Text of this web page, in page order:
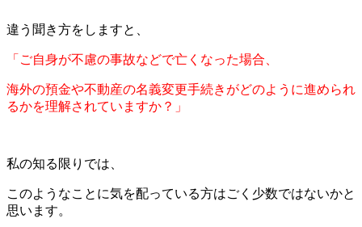
違う聞き方をしますと、
「ご自身が不慮の事故などで亡くなった場合、
海外の預金や不動産の名義変更手続きがどのように進められ
るかを理解されていますか？」
私の知る限りでは、
このようなことに気を配っている方はごく少数ではないかと
思います。